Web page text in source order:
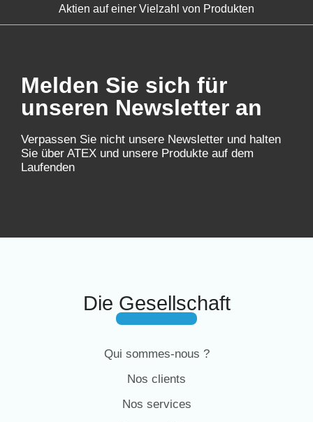
Aktien auf einer Vielzahl von Produkten
Melden Sie sich für
unseren Newsletter an
Verpassen Sie nicht unsere Newsletter und halten
Sie über ATEX und unsere Produkte auf dem
Laufenden
Die Gesellschaft
Qui sommes-nous ?
Nos clients
Nos services